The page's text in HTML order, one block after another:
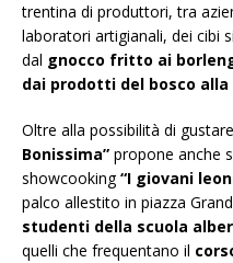
trentina di produttori, tra
laboratori artigianali, dei cibi
dal gnocco fritto ai
dai prodotti del bosco alla
Oltre alla possibilità di
Bonissima” propone anche
showcooking“I giovani
palco allestito in piazza
studenti della scuola
quelli che frequentano il